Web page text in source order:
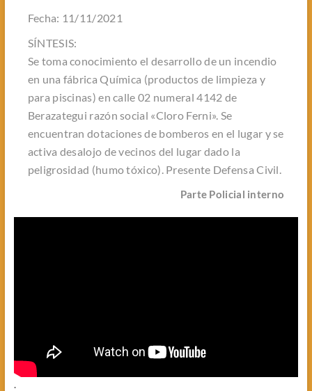
Fecha: 11/11/2021
SÍNTESIS:
Se toma conocimiento el desarrollo de un incendio
en una fábrica Química (productos de limpieza y
para piscinas) en calle 02 numeral 4142 de
Berazategui razón social «Cloro Ferni». Se
encuentran dotaciones de bomberos en el lugar y se
activa desalojo de vecinos del lugar dado la
peligrosidad (humo tóxico). Presente Defensa Civil.
Parte Policial interno
.